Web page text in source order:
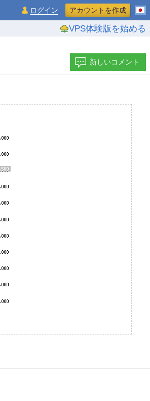
VPS体験版を始める
ログイン アカウントを作成
新しいコメント